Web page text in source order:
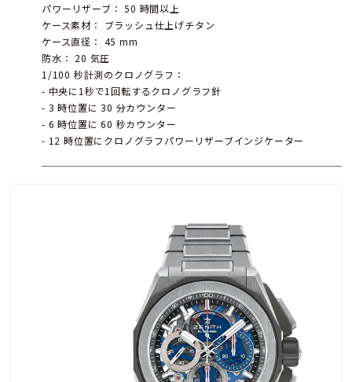
パワーリザーブ： 50 時間以上
ケース素材： ブラッシュ仕上げチタン
ケース直径： 45 mm
防水： 20 気圧
1/100 秒計測のクロノグラフ：
- 中央に1秒で1回転するクロノグラフ針
- 3 時位置に 30 分カウンター
- 6 時位置に 60 秒カウンター
- 12 時位置にクロノグラフパワーリザーブインジケーター